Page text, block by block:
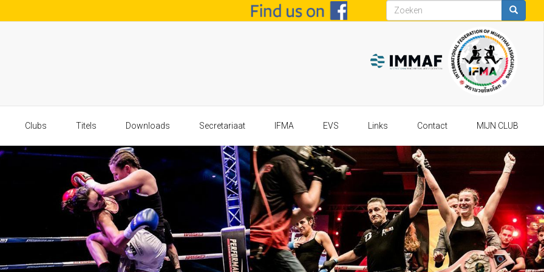
Zoekveld
Clubs Titels Downloads Secretariaat IFMA EVS Links Contact MIJN CLUB